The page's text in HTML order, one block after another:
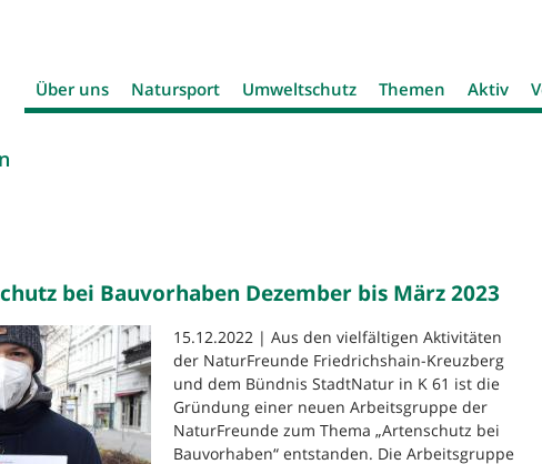
Über uns Natursport Umweltschutz Themen Aktiv
bei Bauvorhaben Dezember bis März 2023
15.12.2022 | Aus den vielfältigen Aktivitäten
der NaturFreunde Friedrichshain-Kreuzberg
und dem Bündnis StadtNatur in K 61 ist die
Gründung einer neuen Arbeitsgruppe der
NaturFreunde zum Thema „Artenschutz bei
Bauvorhaben“ entstanden. Die Arbeitsgruppe